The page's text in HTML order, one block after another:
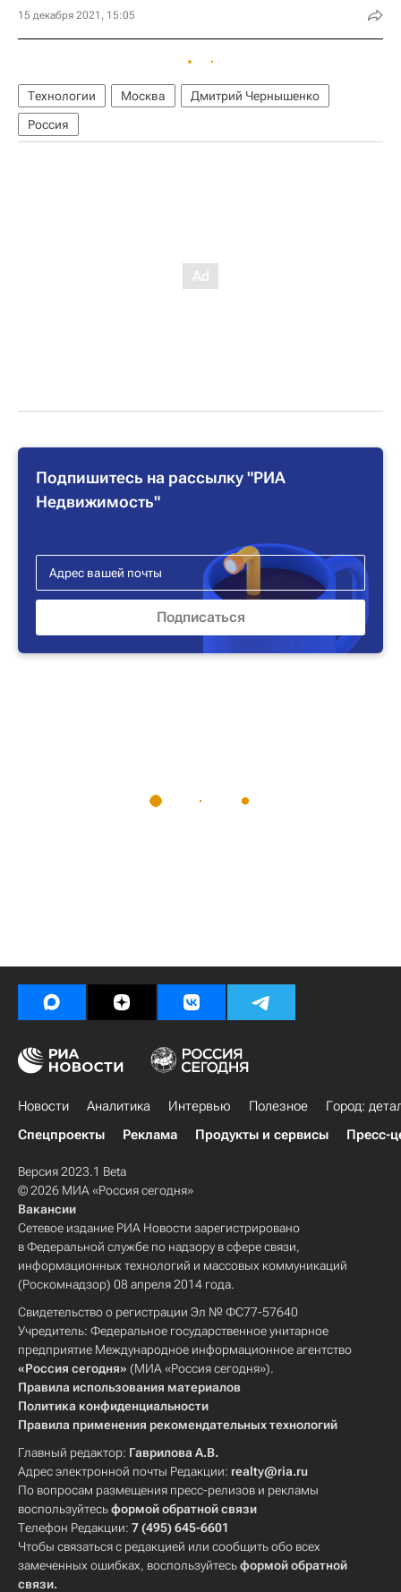
15 декабря 2021, 15:05
Технологии Москва
Дмитрий Чернышенко
Россия
Подпишитесь на рассылку "РИА
Недвижимость"
Новости Аналитика Интервью Полезное
Город:
Спецпроекты
Реклама Продукты и сервисы Пресс-
Версия 2023.1 Beta
© 2026 МИА «Россия сегодня»
Вакансии
Сетевое издание РИА Новости зарегистрировано
в Федеральной службе по надзору в сфере связи,
информационных технологий и массовых коммуникаций
(Роскомнадзор) 08 апреля 2014 года.
Свидетельство о регистрации Эл № ФС77-57640
Учредитель: Федеральное государственное унитарное
предприятие Международное информационное агентство
«Россия сегодня» (МИА «Россия сегодня»).
Правила использования материалов
Политика конфиденциальности
Правила применения рекомендательных технологий
Главный редактор: Гаврилова А.В.
Адрес электронной почты Редакции: realty@ria.ru
По вопросам размещения пресс-релизов и рекламы
воспользуйтесьформой обратной связи
Телефон Редакции: 7 (495) 645-6601
Чтобы связаться с редакцией или сообщить обо всех
замеченных ошибках, воспользуйтесьформой обратной
связи.